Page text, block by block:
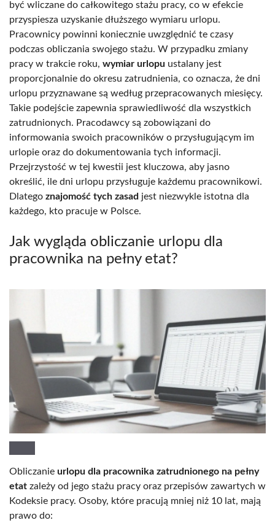
być wliczane do całkowitego stażu pracy, co w efekcie
przyspiesza uzyskanie dłuższego wymiaru urlopu.
Pracownicy powinni koniecznie uwzględnić te czasy
podczas obliczania swojego stażu. W przypadku zmiany
pracy w trakcie roku, wymiar urlopu ustalany jest
proporcjonalnie do okresu zatrudnienia, co oznacza, że dni
urlopu przyznawane są według przepracowanych miesięcy.
Takie podejście zapewnia sprawiedliwość dla wszystkich
zatrudnionych. Pracodawcy są zobowiązani do
informowania swoich pracowników o przysługującym im
urlopie oraz do dokumentowania tych informacji.
Przejrzystość w tej kwestii jest kluczowa, aby jasno
określić, ile dni urlopu przysługuje każdemu pracownikowi.
Dlatego znajomość tych zasad jest niezwykle istotna dla
każdego, kto pracuje w Polsce.
Jak wygląda obliczanie urlopu dla
pracownika na pełny etat?
Obliczanie urlopu dla pracownika zatrudnionego na pełny
etat zależy od jego stażu pracy oraz przepisów zawartych w
Kodeksie pracy. Osoby, które pracują mniej niż 10 lat, mają
prawo do: